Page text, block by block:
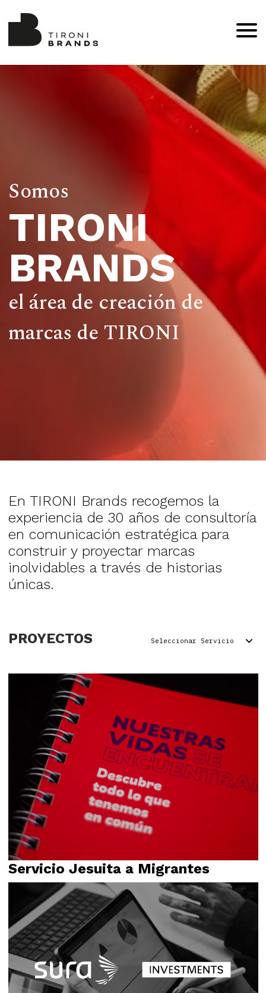
Somos
TIRONI
BRANDS
el área de creación de
marcas de TIRONI
En TIRONI Brands recogemos la
experiencia de 30 años de consultoría
en comunicación estratégica para
construir y proyectar marcas
inolvidables a través de historias
únicas.
PROYECTOS
Campañas
Identidad visual
Relato
Servicio Jesuita a Migrantes